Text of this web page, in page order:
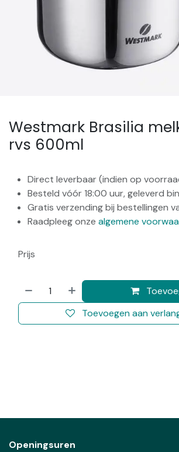
Westmark Brasilia
rvs 600ml
Direct leverbaar (indien op
Besteld vóór 18:00 uur, geleverd
Gratis verzending bij bestellingen
Raadpleeg onze algemene
Toevoegen aan
Prijs
Openingsuren